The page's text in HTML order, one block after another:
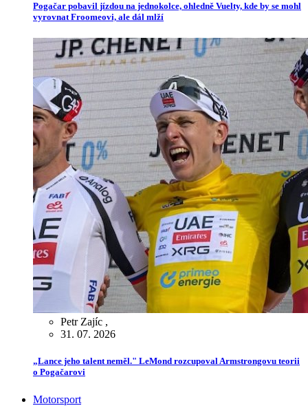
Pogačar pobavil jízdou na jednokolce, ohledně Vuelty, kde by se mohl
vyrovnat Froomeovi, ale dál mlží
Petr Zajíc ,
31. 07. 2026
„Lance jeho talent neměl." LeMond rozcupoval Armstrongovu teorii
o Pogačarovi
Motorsport